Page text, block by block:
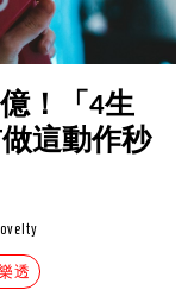
！「4生
這動作秒
透